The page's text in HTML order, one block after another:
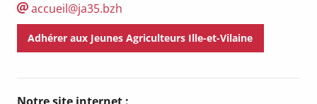
accueil@ja35.bzh
Adhérer aux Jeunes Agriculteurs Ille-et-Vilaine